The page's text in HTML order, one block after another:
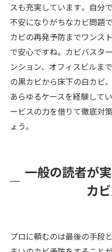
スも充実しています​。自分
不安になりがちなカビ問題
カビの再発予防までワンス
で安心ですね。カビバスタ
ンション、オフィスビルま
の黒カビから床下の白カビ
あらゆるケースを経験して
ービスの力を借りて徹底対
ょう。
一般の読者が
カ
プロに頼むのは最後の手段